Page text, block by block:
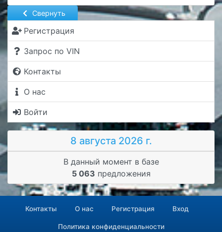
Свернуть
Регистрация
Запрос по VIN
Контакты
О нас
Войти
8 августа 2026 г.
В данный момент в базе
5 063 предложения
Контакты О нас Регистрация Вход
Политика конфиденциальности